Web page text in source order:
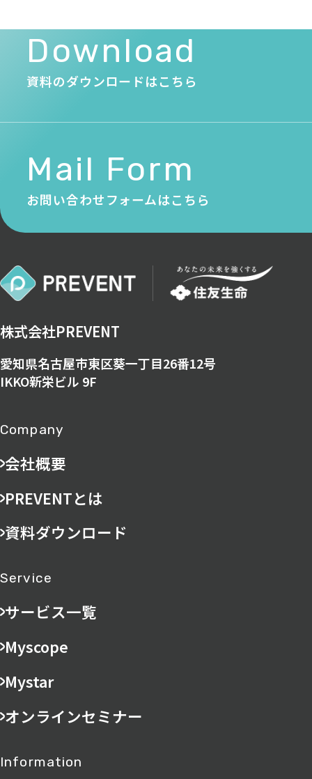
Download
資料のダウンロードはこちら
Mail Form
お問い合わせフォームはこちら
株式会社PREVENT
愛知県名古屋市東区葵一丁目26番12号
IKKO新栄ビル 9F
Company
会社概要
PREVENTとは
資料ダウンロード
Service
サービス一覧
Myscope
Mystar
オンラインセミナー
Information